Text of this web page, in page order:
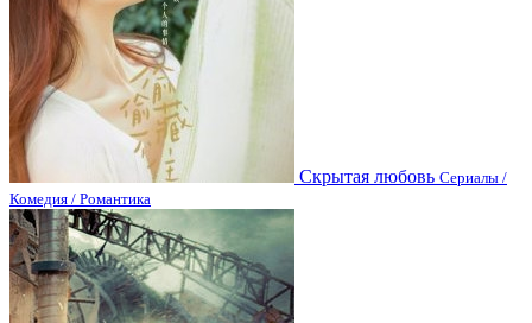
Скрытая любовь Сериалы /
Комедия / Романтика